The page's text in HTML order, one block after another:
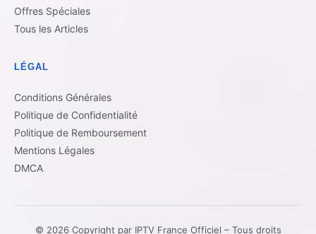
Offres Spéciales
Tous les Articles
LÉGAL
Conditions Générales
Politique de Confidentialité
Politique de Remboursement
Mentions Légales
DMCA
© 2026 Copyright par IPTV France Officiel – Tous droits